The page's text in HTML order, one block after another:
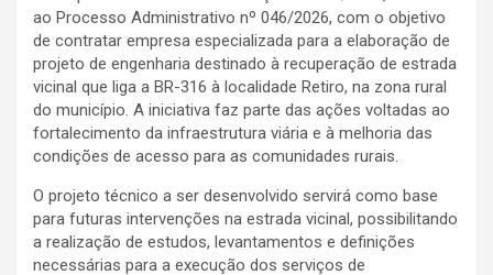
ao Processo Administrativo nº 046/2026, com o objetivo
de contratar empresa especializada para a elaboração de
projeto de engenharia destinado à recuperação de estrada
vicinal que liga a BR-316 à localidade Retiro, na zona rural
do município. A iniciativa faz parte das ações voltadas ao
fortalecimento da infraestrutura viária e à melhoria das
condições de acesso para as comunidades rurais.
O projeto técnico a ser desenvolvido servirá como base
para futuras intervenções na estrada vicinal, possibilitando
a realização de estudos, levantamentos e definições
necessárias para a execução dos serviços de